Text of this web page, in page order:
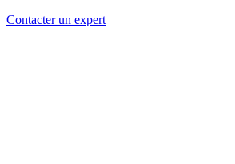
Contacter un expert